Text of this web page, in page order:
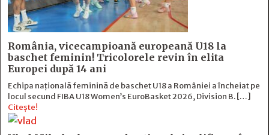
România, vicecampioană europeană U18 la
baschet feminin! Tricolorele revin în elita
Europei după 14 ani
Echipa națională feminină de baschet U18 a României a încheiat pe
locul secund FIBA U18 Women’s EuroBasket 2026, Division B. […]
Citește!